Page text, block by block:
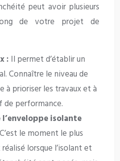
peut avoir plusieurs
de votre projet de
: Il permet d’établir un
Connaître le niveau de
à prioriser les travaux et à
performance.
isolante
C’est le moment le plus
lorsque l’isolant et